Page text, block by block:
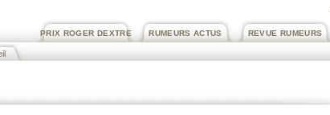
REVUE RUMEURS
RUMEURS ACTUS
PRIX ROGER DEXTRE